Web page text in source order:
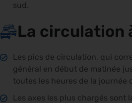
sud.
La circulation
Les pics de circulation, qui
général en début de matinée
toutes les heures de la
Les axes les plus chargés sont